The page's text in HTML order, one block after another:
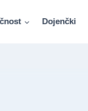
Dojenčki